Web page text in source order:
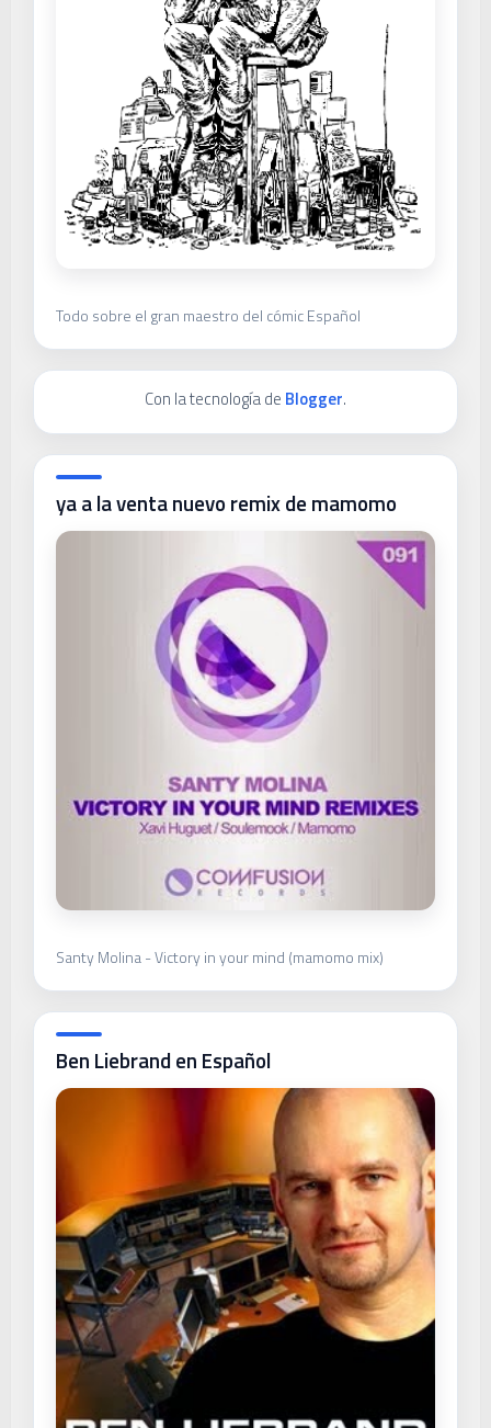
Todo sobre el gran maestro del cómic Español
Con la tecnología de Blogger.
ya a la venta nuevo remix de mamomo
Santy Molina - Victory in your mind (mamomo mix)
Ben Liebrand en Español